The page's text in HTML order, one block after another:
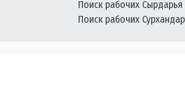
Поиск рабочих Сырдарья
Поиск рабочих